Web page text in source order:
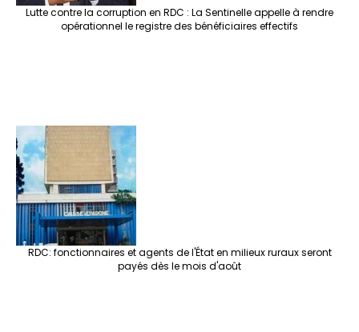
Lutte contre la corruption en RDC : La Sentinelle appelle à rendre
opérationnel le registre des bénéficiaires effectifs
RDC: fonctionnaires et agents de l'État en milieux ruraux seront
payés dès le mois d'août